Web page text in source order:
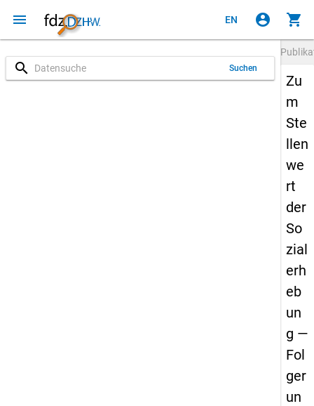
menu EN account_circle shopping_cart
search Suchen
Zu
m
Ste
llen
we
rt
der
So
zial
erh
eb
un
g —
Fol
ger
un